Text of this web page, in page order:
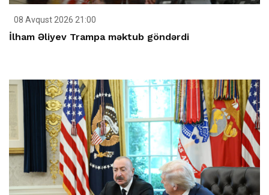
08 Avqust 2026 21:00
İlham Əliyev Trampa məktub göndərdi